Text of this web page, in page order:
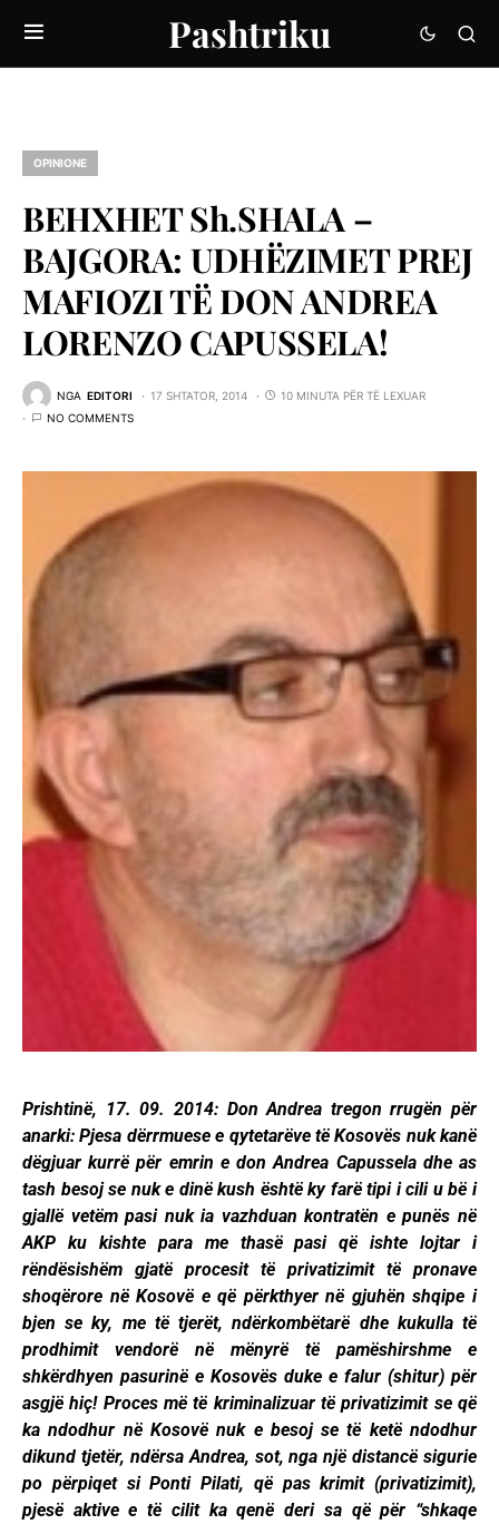
Pashtriku
OPINIONE
BEHXHET Sh.SHALA –
BAJGORA: UDHËZIMET PREJ
MAFIOZI TË DON ANDREA
LORENZO CAPUSSELA!
NGA EDITORI 17 SHTATOR, 2014
10 MINUTA PËR TË LEXUAR
NO COMMENTS
Prishtinë, 17. 09. 2014: Don Andrea tregon rrugën për
anarki: Pjesa dërrmuese e qytetarëve të Kosovës nuk kanë
dëgjuar kurrë për emrin e don Andrea Capussela dhe as
tash besoj se nuk e dinë kush është ky farë tipi i cili u bë i
gjallë vetëm pasi nuk ia vazhduan kontratën e punës në
AKP ku kishte para me thasë pasi që ishte lojtar i
rëndësishëm gjatë procesit të privatizimit të pronave
shoqërore në Kosovë e që përkthyer në gjuhën shqipe i
bjen se ky, me të tjerët, ndërkombëtarë dhe kukulla të
prodhimit vendorë në mënyrë të pamëshirshme e
shkërdhyen pasurinë e Kosovës duke e falur (shitur) për
asgjë hiç! Proces më të kriminalizuar të privatizimit se që
ka ndodhur në Kosovë nuk e besoj se të ketë ndodhur
dikund tjetër, ndërsa Andrea, sot, nga një distancë sigurie
po përpiqet si Ponti Pilati, që pas krimit (privatizimit),
pjesë aktive e të cilit ka qenë deri sa që për “shkaqe